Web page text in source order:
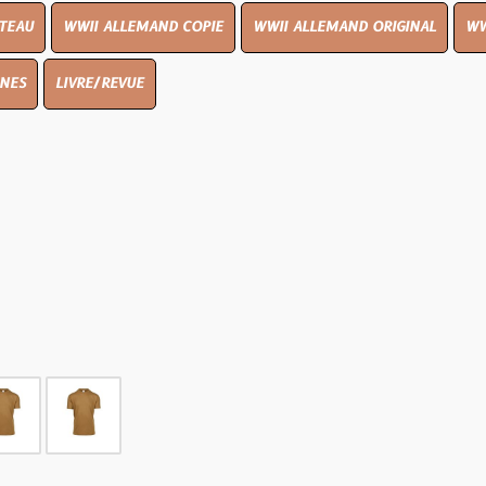
ALLEMAND COPIE WWII ALLEMAND ORIGINAL WWII UK